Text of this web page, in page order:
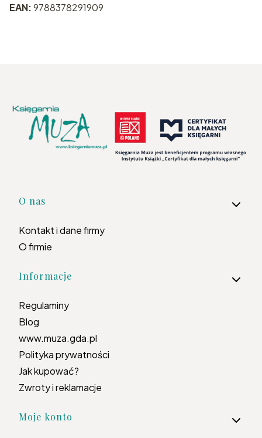
EAN:9788378291909
Linki w stopce
O nas
Kontakt i dane firmy
O firmie
Informacje
Regulaminy
Blog
www.muza.gda.pl
Polityka prywatności
Jak kupować?
Zwroty i reklamacje
Moje konto